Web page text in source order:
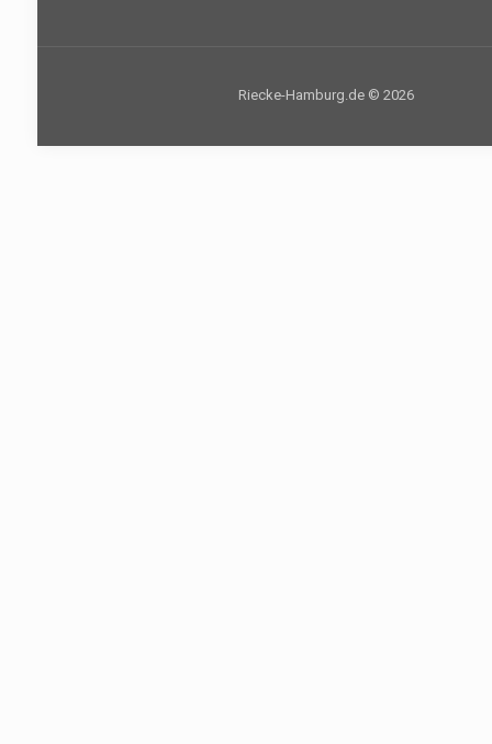
Riecke-Hamburg.de © 2026